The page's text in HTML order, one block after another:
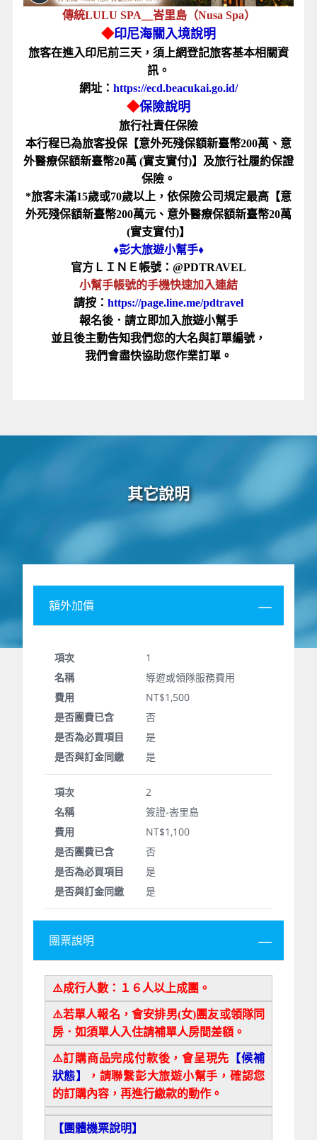
傳統LULU SPA＿峇里島（Nusa Spa）
◆印尼海關入境說明
旅客在進入印尼前三天，須上網登記旅客基本相關資
訊。
網址： https://ecd.beacukai.go.id/
◆保險說明
旅行社責任保險
本行程已為旅客投保【意外死殘保額新臺幣200萬、意
外醫療保額新臺幣20萬 (實支實付)】及旅行社履約保證
保險。
*旅客未滿15歲或70歲以上，依保險公司規定最高【意
外死殘保額新臺幣200萬元、意外醫療保額新臺幣20萬
(實支實付)】
♦️彭大旅遊小幫手♦️
官方ＬＩＮＥ帳號：@PDTRAVEL
小幫手帳號的手機快速加入連結
請按： https://page.line.me/pdtravel
報名後．請立即加入旅遊小幫手
並且後主動告知我們您的大名與訂單編號，
​我們會盡快協助您作業訂單。
其它說明
額外加價
1
導遊或領隊服務費用
NT$1,500
否
是
是
2
簽證-峇里島
NT$1,100
否
是
是
團票說明
⚠️成行人數：１６人以上成團。
⚠️若單人報名，會安排男(女)團友或領隊同
房．如須單人入住請補單人房間差額。
⚠️訂購商品完成付款後，會呈現先 【候補
狀態】
，請聯繫彭大旅遊小幫手，確認您
的訂購內容，再進行繳款的動作。
【團體機票說明】